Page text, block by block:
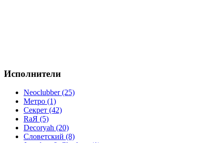
Исполнители
Neoclubber (25)
Метро (1)
Секрет (42)
RaЯ (5)
Decoryah (20)
Словетский (8)